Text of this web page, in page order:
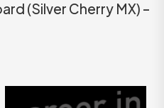
(Silver Cherry MX) –